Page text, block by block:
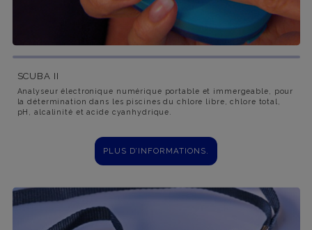
SCUBA II
Analyseur électronique numérique portable et immergeable, pour
la détermination dans les piscines du chlore libre, chlore total,
pH, alcalinité et acide cyanhydrique.
PLUS D’INFORMATIONS.